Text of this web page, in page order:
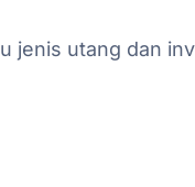
jenis utang dan